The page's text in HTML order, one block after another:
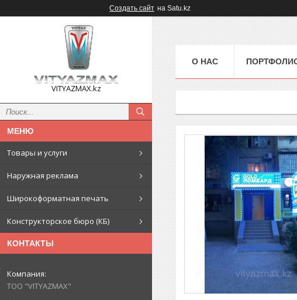
Создать сайт на Satu.kz
VITYAZMAX.kz
Товары и услуги
Наружная реклама
Широкоформатная печать
Конструкторское бюро (КБ)
КОНТАКТЫ
ТОО "VITYAZMAX"
О НАС